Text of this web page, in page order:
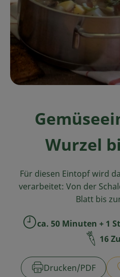
Ökokisten
Obst & Gemüse
Kühltheke
Backwaren
Getränke
Drogerie
So geht's
Blog & Aktuelles
Wurzel
Für diesen Eintopf wird
verarbeitet: Von der
Blatt bis
Zubreitungszeit:
ca. 50 Minuten + 1
16
Drucken​/​PDF